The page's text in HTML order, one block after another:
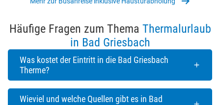
Häufige Fragen zum Thema Thermalurlaub
in Bad Griesbach
Was kostet der Eintritt in die Bad Griesbach
Therme?
Wieviel und welche Quellen gibt es in Bad